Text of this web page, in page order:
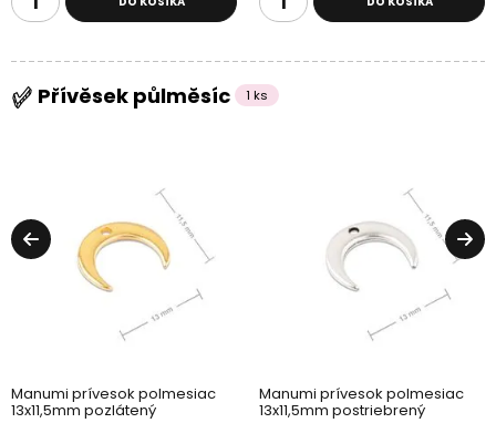
Přívěsek půlměsíc 1 ks
Manumi prívesok polmesiac
13x11,5mm pozlátený
Manumi prívesok polmesiac
13x11,5mm postriebrený